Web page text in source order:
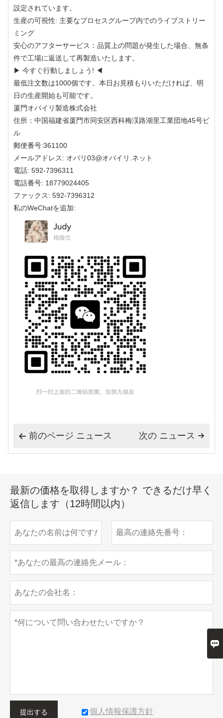
設定されています。
生産の可視性: 主要なプロセスグループ内でのライブストリー
ミング
安心のアフターサービス：品質上の問題が発生した場合、無条
件で工場に返送して再製造いたします。
▶ 今すぐ行動しましょう! ◀
最低注文数は1000個です。本日お見積もりいただければ、明
日の生産開始も可能です。
厦門オバイリ製造株式会社
住所：中国福建省厦門市同安区西科梅渓路湖里工業団地45号ビ
ル
郵便番号:361100
メールアドレス: オバリ03@オバイリ.ネット
電話: 592-7396311
電話番号: 18779024405
ファックス: 592-7396312
私のWeChatを追加:
 前のページ ニュース 
次の ニュース
最新の価格を取得しますか？ できるだけ早く
返信します（12時間以内）
提出する 個人情報保護方針
